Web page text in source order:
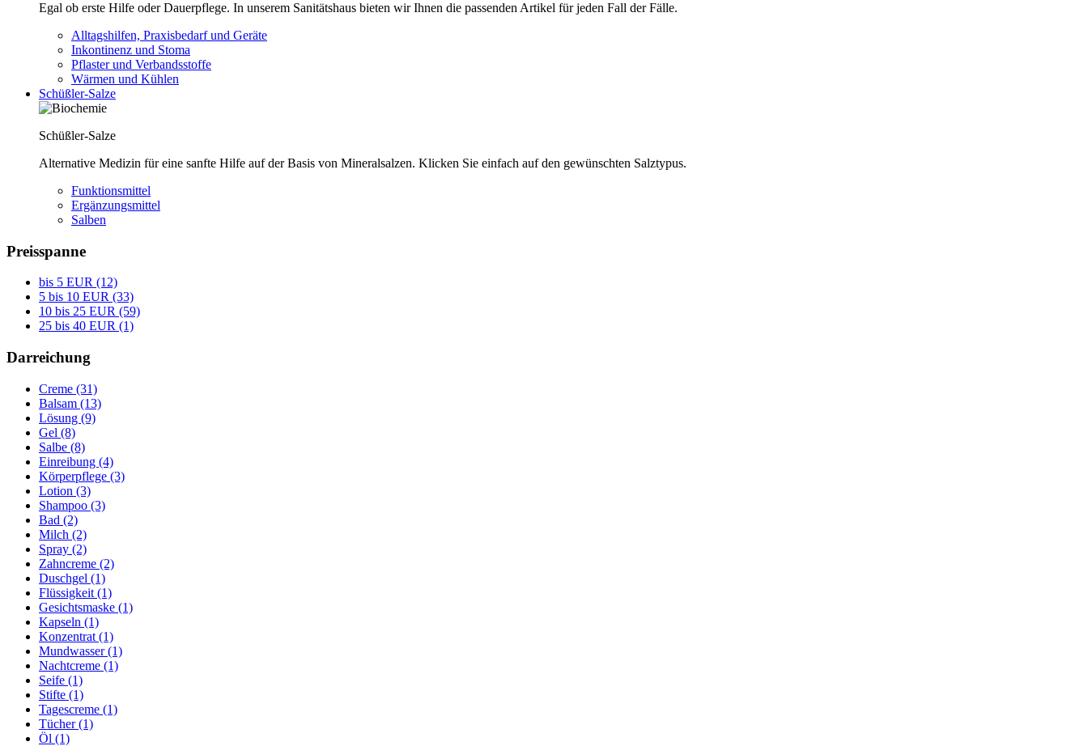
Egal ob erste Hilfe oder Dauerpflege. In unserem Sanitätshaus bieten wir Ihnen die passenden Artikel für jeden Fall der Fälle.
Alltagshilfen, Praxisbedarf und Geräte
Inkontinenz und Stoma
Pflaster und Verbandsstoffe
Wärmen und Kühlen
Schüßler-Salze
Schüßler-Salze
Alternative Medizin für eine sanfte Hilfe auf der Basis von Mineralsalzen. Klicken Sie einfach auf den gewünschten Salztypus.
Funktionsmittel
Ergänzungsmittel
Salben
Preisspanne
bis 5 EUR (12)
5 bis 10 EUR (33)
10 bis 25 EUR (59)
25 bis 40 EUR (1)
Darreichung
Creme (31)
Balsam (13)
Lösung (9)
Gel (8)
Salbe (8)
Einreibung (4)
Körperpflege (3)
Lotion (3)
Shampoo (3)
Bad (2)
Milch (2)
Spray (2)
Zahncreme (2)
Duschgel (1)
Flüssigkeit (1)
Gesichtsmaske (1)
Kapseln (1)
Konzentrat (1)
Mundwasser (1)
Nachtcreme (1)
Seife (1)
Stifte (1)
Tagescreme (1)
Tücher (1)
Öl (1)